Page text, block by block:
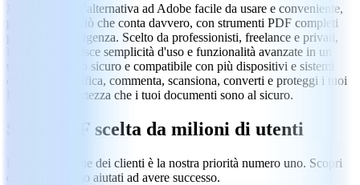
MobiPDF è un’alternativa ad Adobe facile da usare e conveniente,
progettata per ciò che conta davvero, con strumenti PDF completi
per qualsiasi esigenza. Scelto da professionisti, freelance e privati,
MobiPDF riunisce semplicità d'uso e funzionalità avanzate in un
unico strumento sicuro e compatibile con più dispositivi e sistemi
operativi. Modifica, commenta, scansiona, converti e proteggi i tuoi
PDF, con la certezza che i tuoi documenti sono al sicuro.
Suite PDF scelta da milioni di utenti
La soddisfazione dei clienti è la nostra priorità numero uno. Scopri
come li abbiamo aiutati ad avere successo.